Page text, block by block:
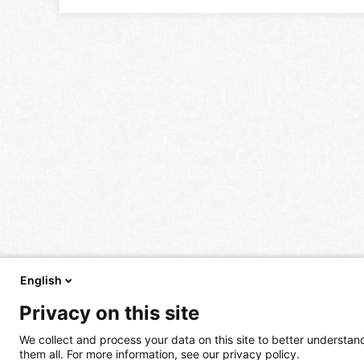
English
Privacy on this site
We collect and process your data on this site to better
them all. For more information, see our privacy policy.